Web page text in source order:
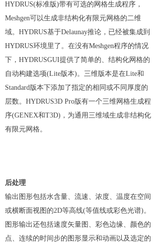
HYDRUS(标准版)带有可选的网格生成程序，
Meshgen可以生成非结构化有限元网格的二维
域。HYDRUS基于Delaunay推论，已经被集成到
HYDRUS环境里了。在没有Meshgen程序的情况
下，HYDRUSGUI提供了简单的、结构化网格的
自动构建选项(Lite版本)。三维版本是在Lite和
Standard版本下添加了指定的相同或不同厚度的
层数。HYDRUS3D Pro版有一个三维网格生成程
序(GENEX和T3D)，为通用三维域生成非结构化
有限元网格。
后处理
输出图形包括水含量、流速、浓度、温度在空间
或横断面视图的2D等高线(等值线或彩色光谱)。
图形输出还包括速度矢量图、彩色边缘、颜色的
点、连续的时间步的图形显示和动画以及选定的